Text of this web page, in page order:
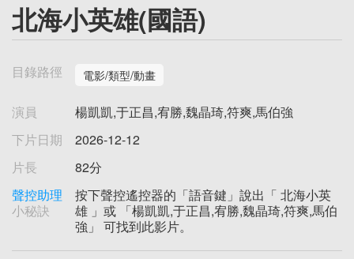
北海小英雄(國語)
目錄路徑 電影/類型/動畫
演員
楊凱凱,于正昌,宥勝,魏晶琦,符爽,馬伯強
下片日期
2026-12-12
片長
82分
聲控助理
小秘訣
按下聲控遙控器的「語音鍵」說出「 北海小英
雄 」或 「楊凱凱,于正昌,宥勝,魏晶琦,符爽,馬伯
強」 可找到此影片。